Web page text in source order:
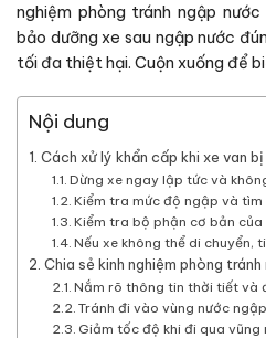
nghiệm phòng tránh ngập
bảo dưỡng xe sau ngập nước
tối đa thiệt hại. Cuộn xuống để
Nội dung
Cách xử lý khẩn cấp khi xe van
Dừng xe ngay lập tức và
Kiểm tra mức độ ngập và tìm
Kiểm tra bộ phận cơ bản của
Nếu xe không thể di chuyển,
Chia sẻ kinh nghiệm phòng
Nắm rõ thông tin thời tiết và
Tránh đi vào vùng nước
Giảm tốc độ khi đi qua vũng